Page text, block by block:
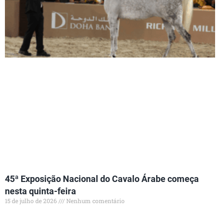
45ª Exposição Nacional do Cavalo Árabe começa
nesta quinta-feira
15 de julho de 2026
Nenhum comentário